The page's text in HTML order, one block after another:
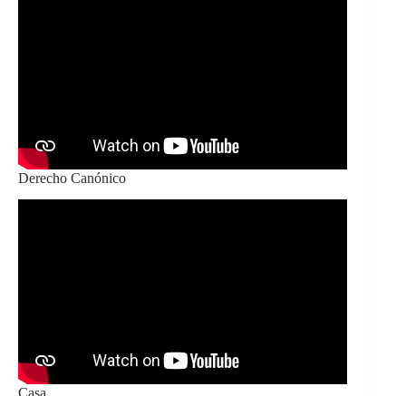
Derecho Canónico
Casa